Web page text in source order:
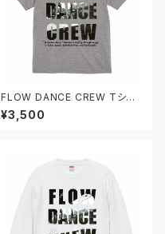
FLOW DANCE CREW Tシャ
ツ
¥3,500